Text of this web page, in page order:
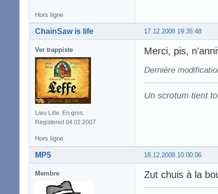
Hors ligne
17.12.2008 19:35:48
ChainSaw is life
Ver trappiste
Lieu Lille. En gros.
Registered 04.02.2007
Merci, pis,
Dernière
Un scrotum tient
Hors ligne
18.12.2008 10:00:06
MP5
Membre Zut chuis à la